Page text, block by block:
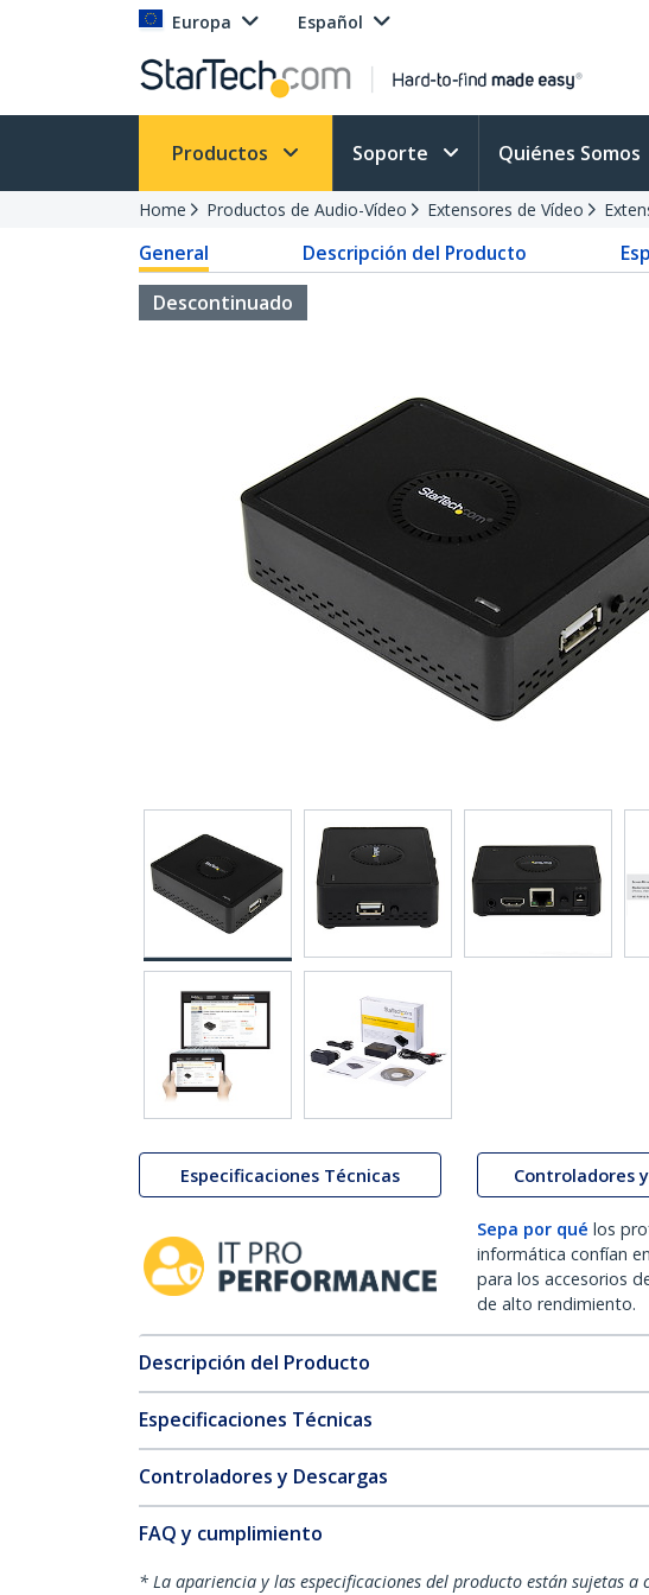
Europa Español
Productos Soporte Quiénes Somos
Home Productos de Audio-Vídeo Extensores de Vídeo
General Descripción del Producto
Descontinuado
Especificaciones Técnicas Controladores
Sepa por qué los
informática confían
para los accesorios
de alto rendimiento.
Descripción del Producto
Especificaciones Técnicas
Controladores y Descargas
FAQ y cumplimiento
* La apariencia y las especificaciones del producto están sujetas a